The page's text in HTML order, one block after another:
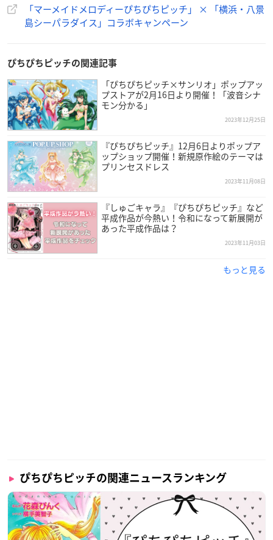
「マーメイドメロディーぴちぴちピッチ」 × 「横浜・八景
島シーパラダイス」コラボキャンペーン
ぴちぴちピッチの関連記事
「ぴちぴちピッチ×サンリオ」ポップアッ
プストアが2月16日より開催！「波音シナ
モン分かる」
2023年12月25日
『ぴちぴちピッチ』12月6日よりポップア
ップショップ開催！新規原作絵のテーマは
プリンセスドレス
2023年11月08日
『しゅごキャラ』『ぴちぴちピッチ』など
平成作品が今熱い！令和になって新展開が
あった平成作品は？
2023年11月03日
もっと見る
ぴちぴちピッチの関連ニュースランキング